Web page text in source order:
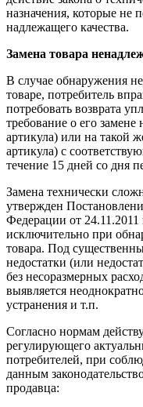
назначения, которые не
надлежащего качества.
Замена товара
В случае обнаружения
товаре, потребитель
потребовать возврата
требование о его
артикула) или на такой
артикула) с
течение 15 дней со дня
Замена технически
утвержден
Федерации от
исключительно при
товара. Под
недостатки (или
без несоразмерных
выявляется
устранения и т.п.
Согласно нормам
регулирующего
потребителей, при
данным
продавца: